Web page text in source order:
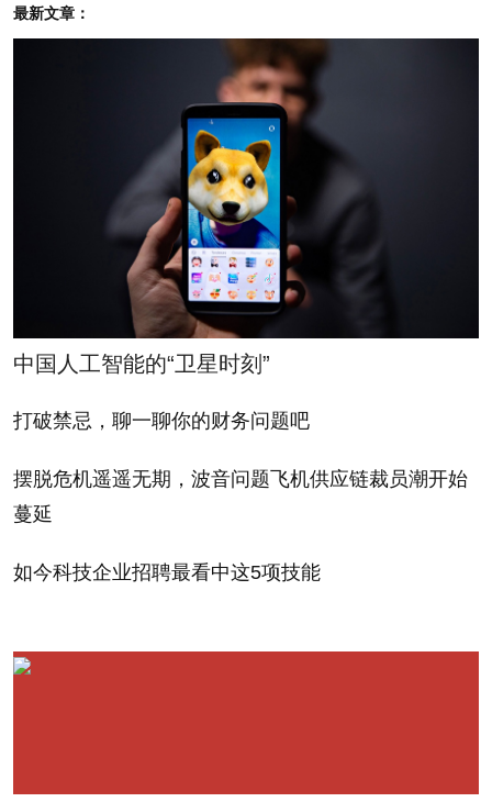
是较低一些的10%回报
率，苹果股价则需要在五
年内涨至984美元。
苹果股价能达到这么高
的水平吗？当今的苹果可
谓占尽天时地利人和。过
去一年，该股股价上涨了
iPad、 iPhone销售火爆推
动，苹果就已经实现了
160亿美元的自由现金
难料。“股价涨到800美元
易”，这样的观点也并不是
元的价格回购股票，后来
want to build
shareholder profit.
In Apple's case,
returns on capital are
extraordinary. The tech
giant earns around a
40% return on its
operating capital, far
exceeding its capital
costs. So what's a good
rate of return, for its
a 20% "return on
最新文章：
中国人工智能的“卫星时刻”
打破禁忌，聊一聊你的财务问题吧
摆脱危机遥遥无期，波音问题飞机供应链裁员潮开始
蔓延
如今科技企业招聘最看中这5项技能